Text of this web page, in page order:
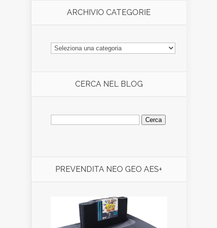
ARCHIVIO CATEGORIE
ARCHIVIO
CATEGORIE
CERCA NEL BLOG
Ricerca
per:
PREVENDITA NEO GEO AES+